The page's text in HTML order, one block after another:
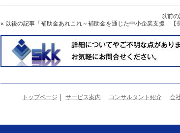
以前
« 以後の記事「補助金あれこれ～補助金を通じた中小企業支援 【
トップページ サービス案内 コンサルタント紹介 会